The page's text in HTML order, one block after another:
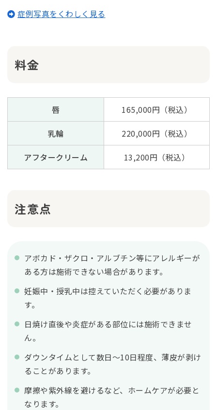
症例写真をくわしく見る
料金
唇 165,000円（税込）
乳輪 220,000円（税込）
アフタークリーム 13,200円（税込）
注意点
アボカド・ザクロ・アルブチン等にアレルギーが
ある方は施術できない場合があります。
妊娠中・授乳中は控えていただく必要がありま
す。
日焼け直後や炎症がある部位には施術できませ
ん。
ダウンタイムとして数日〜10日程度、薄皮が剥け
ることがあります。
摩擦や紫外線を避けるなど、ホームケアが必要と
なります。